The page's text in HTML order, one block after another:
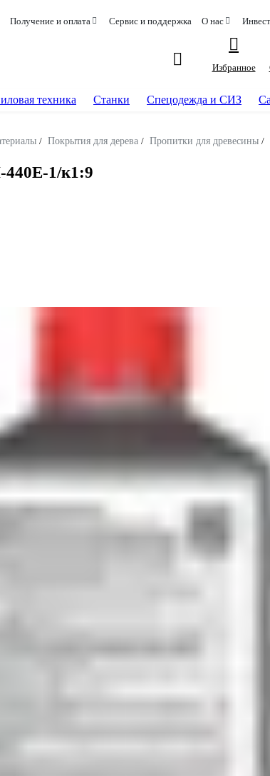
Получение и оплата Сервис и поддержка О нас
Избранное
техника Станки Спецодежда и СИЗ
/ Покрытия для дерева / Пропитки для древесины /
1/к1:9